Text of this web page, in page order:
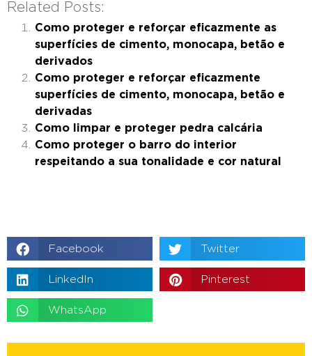
Related Posts:
Como proteger e reforçar eficazmente as
superfícies de cimento, monocapa, betão e
derivados
Como proteger e reforçar eficazmente
superfícies de cimento, monocapa, betão e
derivadas
Como limpar e proteger pedra calcária
Como proteger o barro do interior
respeitando a sua tonalidade e cor natural
Facebook Twitter
LinkedIn Pinterest
WhatsApp